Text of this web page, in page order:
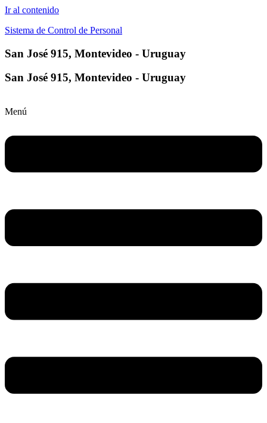
Ir al contenido
Sistema de Control de Personal
San José 915, Montevideo - Uruguay
San José 915, Montevideo - Uruguay
Menú